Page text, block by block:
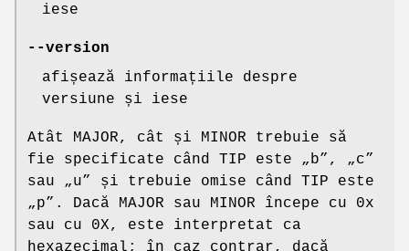
iese
--version
afișează informațiile despre
versiune și iese
Atât MAJOR, cât și MINOR trebuie să
fie specificate când TIP este „b”, „c”
sau „u” și trebuie omise când TIP este
„p”. Dacă MAJOR sau MINOR începe cu 0x
sau cu 0X, este interpretat ca
hexazecimal; în caz contrar, dacă